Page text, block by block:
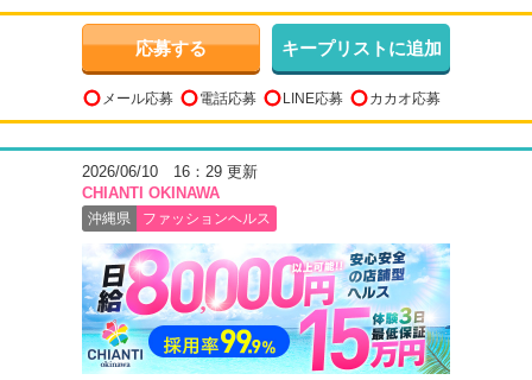
応募する キープリストに追加
メール応募 電話応募 LINE応募 カカオ応募
2026/06/10 16：29 更新
CHIANTI OKINAWA
沖縄県 ファッションヘルス